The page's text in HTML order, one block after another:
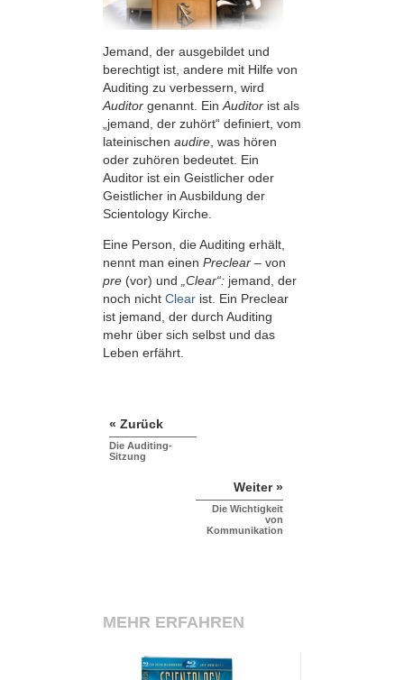
Jemand, der ausgebildet und
berechtigt ist, andere mit Hilfe von
Auditing zu verbessern, wird
Auditor genannt. Ein Auditor ist als
„jemand, der zuhört“ definiert, vom
lateinischen audire , was hören
oder zuhören bedeutet. Ein
Auditor ist ein Geistlicher oder
Geistlicher in Ausbildung der
Scientology Kirche.
Eine Person, die Auditing erhält,
nennt man einen Preclear – von
pre (vor) und „Clear“: jemand, der
noch nicht Clear ist. Ein Preclear
ist jemand, der durch Auditing
mehr über sich selbst und das
Leben erfährt.
« Zurück
Die Auditing-
Sitzung
Weiter »
Die Wichtigkeit
von
Kommunikation
MEHR ERFAHREN